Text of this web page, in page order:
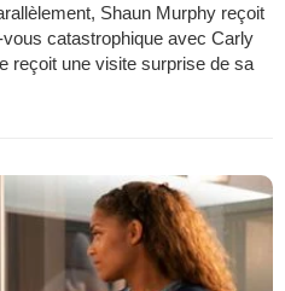
Shaun Murphy reçoit
catastrophique avec Carly
reçoit une visite surprise de sa